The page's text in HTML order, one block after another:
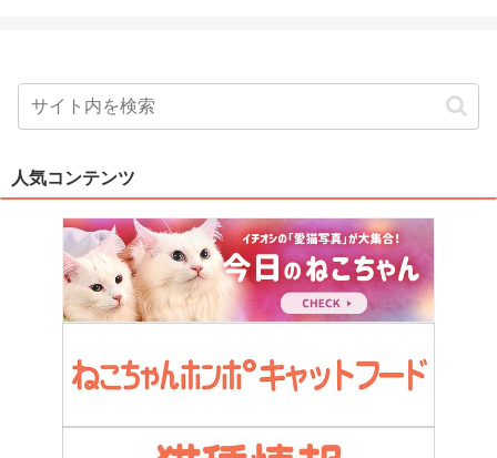
人気コンテンツ